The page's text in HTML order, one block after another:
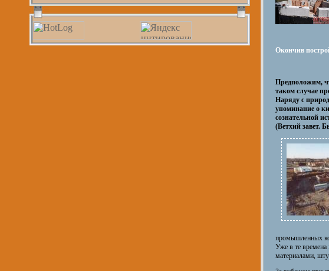
Окончив
Предположим,
таком случае
Наряду с
упоминание о
сознательной
(Ветхий завет.
промышленных
Уже в те времена
материалами,